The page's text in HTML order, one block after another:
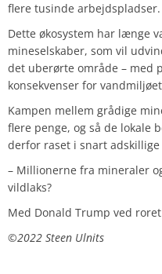
flere tusinde arbejdspladser.
Dette økosystem har længe
mineselskaber, som vil
det uberørte område – med
konsekvenser for
Kampen mellem grådige
flere penge, og så de lokale
derfor raset i snart adskillige
– Millionerne fra mineraler
vildlaks?
Med Donald Trump ved
©️2022 Steen Ulnits